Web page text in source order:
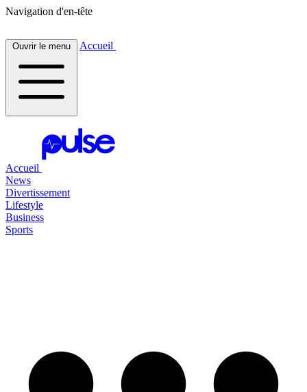
Navigation d'en-tête
Ouvrir le menu Accueil
Accueil
News
Divertissement
Lifestyle
Business
Sports